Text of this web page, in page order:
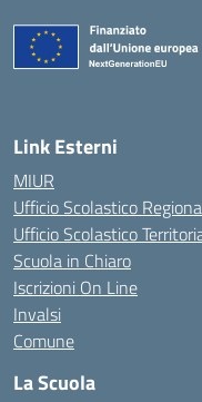
Link Esterni
MIUR
Ufficio Scolastico
Ufficio Scolastico
Scuola in Chiaro
Iscrizioni On Line
Invalsi
Comune
La Scuola